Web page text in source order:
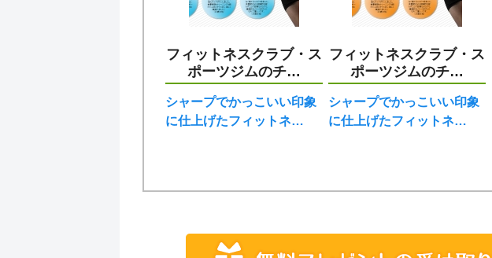
フィットネスクラブ・ス
ポーツジムのチ…
シャープでかっこいい印象
に仕上げたフィットネ…
フィットネスクラブ・ス
ポーツジムのチ…
シャープでかっこいい印象
に仕上げたフィットネ…